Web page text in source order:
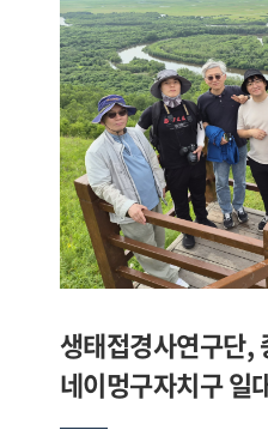
생태접경사연구단,
네이멍구자치구 일